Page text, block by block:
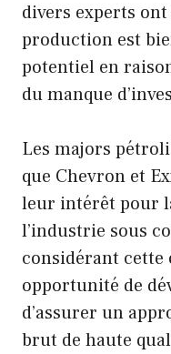
divers experts
production est
potentiel en
du manque
Les majors
que Chevron et
leur intérêt pour
l’industrie sous
considérant cette
opportunité de
d’assurer un
brut de haute